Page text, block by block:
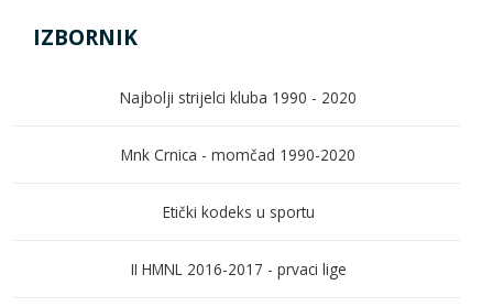
IZBORNIK
Najbolji strijelci kluba 1990 - 2020
Mnk Crnica - momčad 1990-2020
Etički kodeks u sportu
II HMNL 2016-2017 - prvaci lige